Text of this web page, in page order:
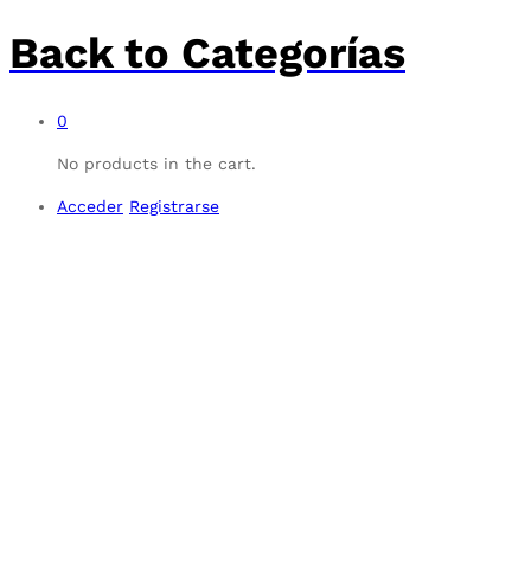
Back to Categorías
0
No products in the cart.
Acceder Registrarse